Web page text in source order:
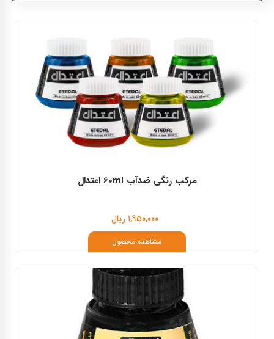
مرکب رنگی ضدآب 60ml اعتدال
۱,۹۵۰,۰۰۰ ریال
مشاهده محصول